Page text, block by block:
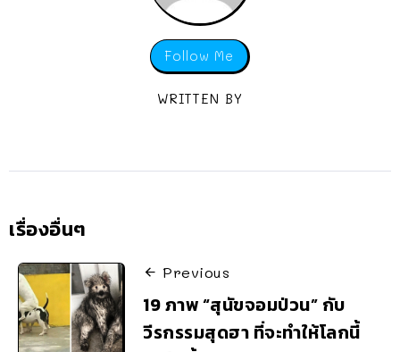
Follow Me
WRITTEN BY
เรื่องอื่นๆ
Previous
19 ภาพ “สุนัขจอมป่วน” กับ
วีรกรรมสุดฮา ที่จะทำให้โลกนี้